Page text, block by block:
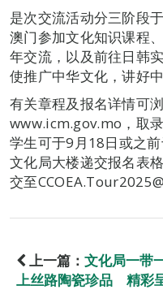
是次交流活动分三阶段
澳门参加文化知识课程
年交流，以及前往日韩
使推广中华文化，讲好中
有关章程及报名详情可
www.icm.gov.mo，取
学生可于9月18日或之
文化局大楼递交报名表
交至
上一篇： 文化局一带
上丝路陶瓷珍品 精彩